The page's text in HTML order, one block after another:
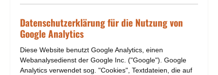
Datenschutzerklärung für die Nutzung von
Google Analytics
Diese Website benutzt Google Analytics, einen
Webanalysedienst der Google Inc. ("Google"). Google
Analytics verwendet sog. "Cookies", Textdateien, die auf